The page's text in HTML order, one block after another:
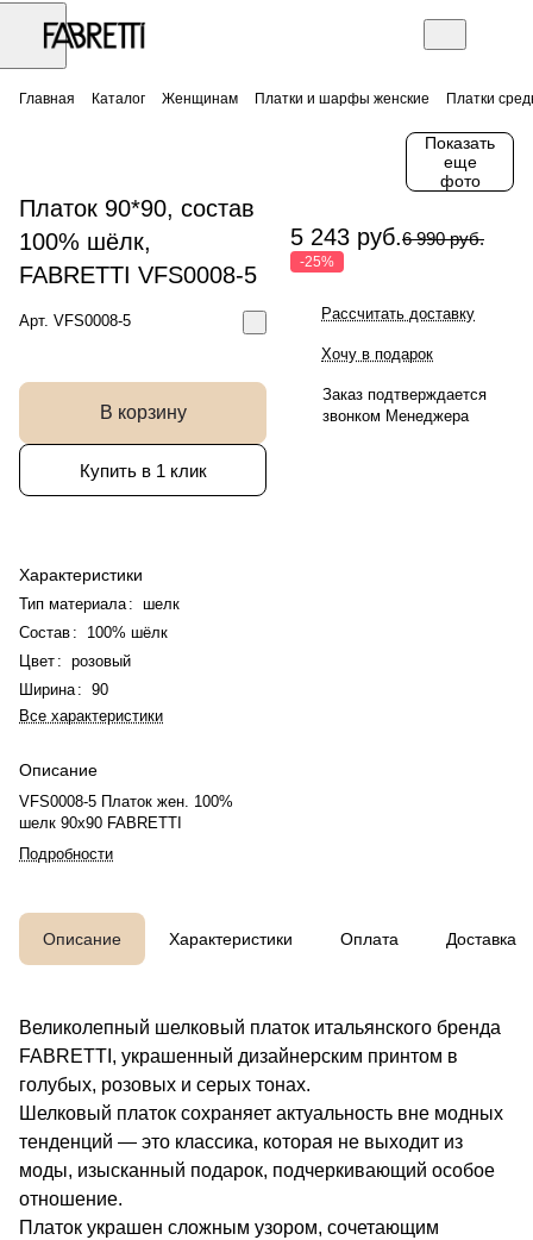
Главная Каталог Женщинам Платки и шарфы женские Платки
Показать
еще
фото
Платок 90*90, состав
100% шёлк,
FABRETTI VFS0008-5
Арт. VFS0008-5
В корзину
Купить в 1 клик
Характеристики
Тип материала : шелк
Состав :
100% шёлк
Цвет : розовый
Ширина : 90
Все характеристики
Описание
VFS0008-5 Платок жен. 100%
шелк 90x90 FABRETTI
Подробности
5 243 руб.6 990 руб.
-25%
Рассчитать доставку
Хочу в подарок
Заказ подтверждается
звонком Менеджера
Описание Характеристики Оплата Доставка
Великолепный шелковый платок итальянского бренда
FABRETTI, украшенный дизайнерским принтом в
голубых, розовых и серых тонах.
Шелковый платок сохраняет актуальность вне модных
тенденций — это классика, которая не выходит из
моды, изысканный подарок, подчеркивающий особое
отношение.
Платок украшен сложным узором, сочетающим